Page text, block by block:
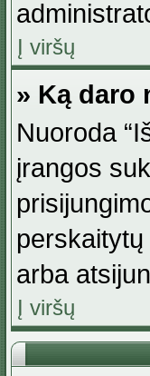
Į viršų
» Ką daro
Nuoroda
įrangos
arba
Į viršų